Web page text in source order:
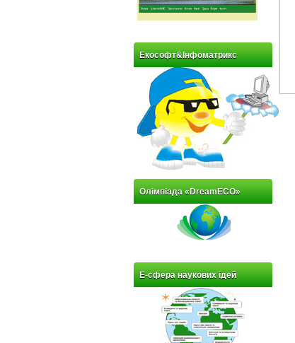
Екософт&Інфоматрикс
Олімпіада «DreamECO»
Е-сфера наукових ідей